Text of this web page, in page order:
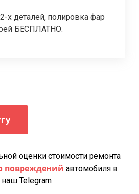
х деталей, полировка фар
БЕСПЛАТНО.
оценки стоимости ремонта
повреждений автомобиля в
наш Telegram